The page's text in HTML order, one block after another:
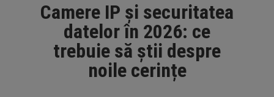
Camere IP și securitatea
datelor în 2026: ce
trebuie să știi despre
noile cerințe